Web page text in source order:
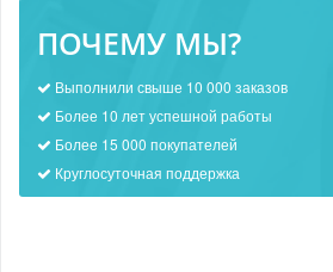
ПОЧЕМУ МЫ?
Выполнили свыше 10 000 заказов
Более 10 лет успешной работы
Более 15 000 покупателей
Круглосуточная поддержка